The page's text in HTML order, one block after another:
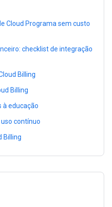
Cloud Programa sem custo
checklist de integração
Billing
Billing
à educação
contínuo
Billing